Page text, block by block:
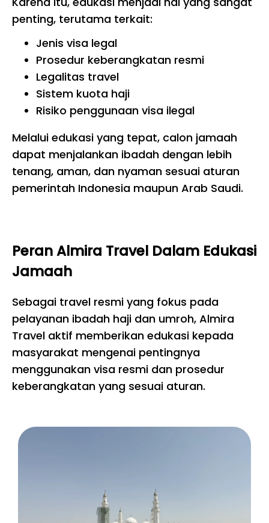
penting, terutama terkait:
Jenis visa legal
Prosedur keberangkatan resmi
Legalitas travel
Sistem kuota haji
Risiko penggunaan visa ilegal
Melalui edukasi yang tepat, calon jamaah
dapat menjalankan ibadah dengan lebih
tenang, aman, dan nyaman sesuai aturan
pemerintah Indonesia maupun Arab Saudi.
Peran Almira Travel Dalam Edukasi
Jamaah
Sebagai travel resmi yang fokus pada
pelayanan ibadah haji dan umroh, Almira
Travel aktif memberikan edukasi kepada
masyarakat mengenai pentingnya
menggunakan visa resmi dan prosedur
keberangkatan yang sesuai aturan.